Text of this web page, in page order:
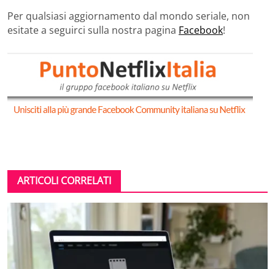
Per qualsiasi aggiornamento dal mondo seriale, non
esitate a seguirci sulla nostra pagina Facebook!
ARTICOLI CORRELATI